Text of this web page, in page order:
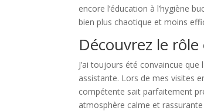
encore l’éducation à l’hygiène
bien plus chaotique et moins
Découvrez le
J’ai toujours été convaincue
assistante. Lors de mes visites
compétente sait parfaitement
atmosphère calme et